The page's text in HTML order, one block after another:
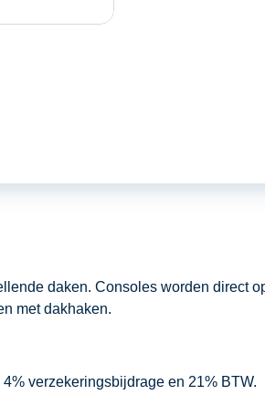
daken. Consoles worden direct
met dakhaken.
verzekeringsbijdrage en 21% BTW.